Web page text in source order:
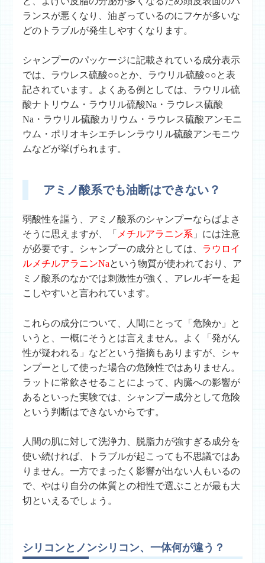
ランスが悪くなり、油ぎっているのにフケが多いな
どのトラブルが発生しやすくなります。
シャンプーのパッケージに記載されている成分表示
では、ラウレス硫酸○○とか、ラウリル硫酸○○と表
記されています。よくある例としては、ラウリル硫
酸ナトリウム・ラウリル硫酸Na・ラウレス硫酸
Na・ラウリル硫酸カリウム・ラウレス硫酸アンモニ
ウム・ポリオキシエチレンラウリル硫酸アンモニウ
ムなどが挙げられます。
アミノ酸系でも油断はできない？
弱酸性を謳う、アミノ酸系のシャンプーならばよさ
そうに思えますが、「 メチルアラニン系 」には注意
が必要です。シャンプーの成分としては、 ラウロイ
ルメチルアラニンNaという物質が使われており、ア
ミノ酸系のなかでは刺激性が強く、アレルギーを起
こしやすいと言われています。
これらの成分について、人間にとって「危険か」と
いうと、一概にそうとは言えません。よく「発がん
性が疑われる」などという指摘もありますが、シャ
ンプーとして使った場合の危険性ではありません。
ラットに常飲させることによって、内臓への影響が
あるといった実験では、シャンプー成分として危険
という判断はできないからです。
人間の肌に対して洗浄力、脱脂力が強すぎる成分を
使い続ければ、トラブルが起こっても不思議ではあ
りません。一方でまったく影響が出ない人もいるの
で、やはり自分の体質との相性で選ぶことが最も大
切といえるでしょう。
シリコンとノンシリコン、一体何が違う？